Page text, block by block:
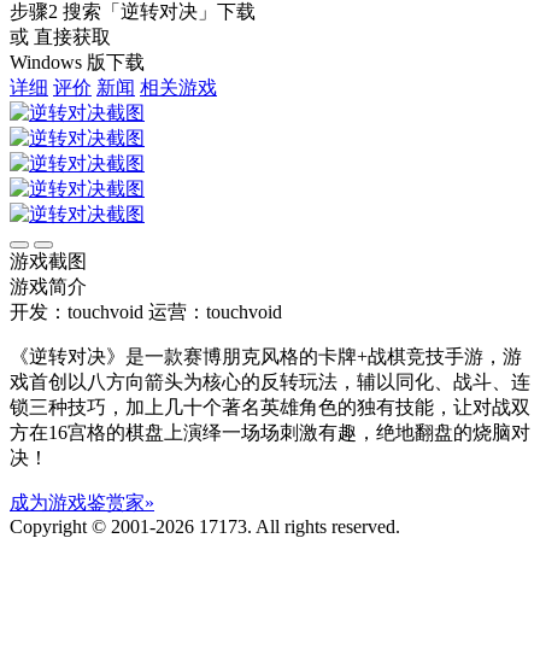
步骤2 搜索 「逆转对决」 下载
或 直接获取
Windows 版下载
详细 评价 新闻 相关游戏
游戏截图
游戏简介
开发：touchvoid 运营：touchvoid
《逆转对决》是一款赛博朋克风格的卡牌+战棋竞技手游，游
戏首创以八方向箭头为核心的反转玩法，辅以同化、战斗、连
锁三种技巧，加上几十个著名英雄角色的独有技能，让对战双
方在16宫格的棋盘上演绎一场场刺激有趣，绝地翻盘的烧脑对
决！
成为游戏鉴赏家»
Copyright © 2001-2026 17173. All rights reserved.